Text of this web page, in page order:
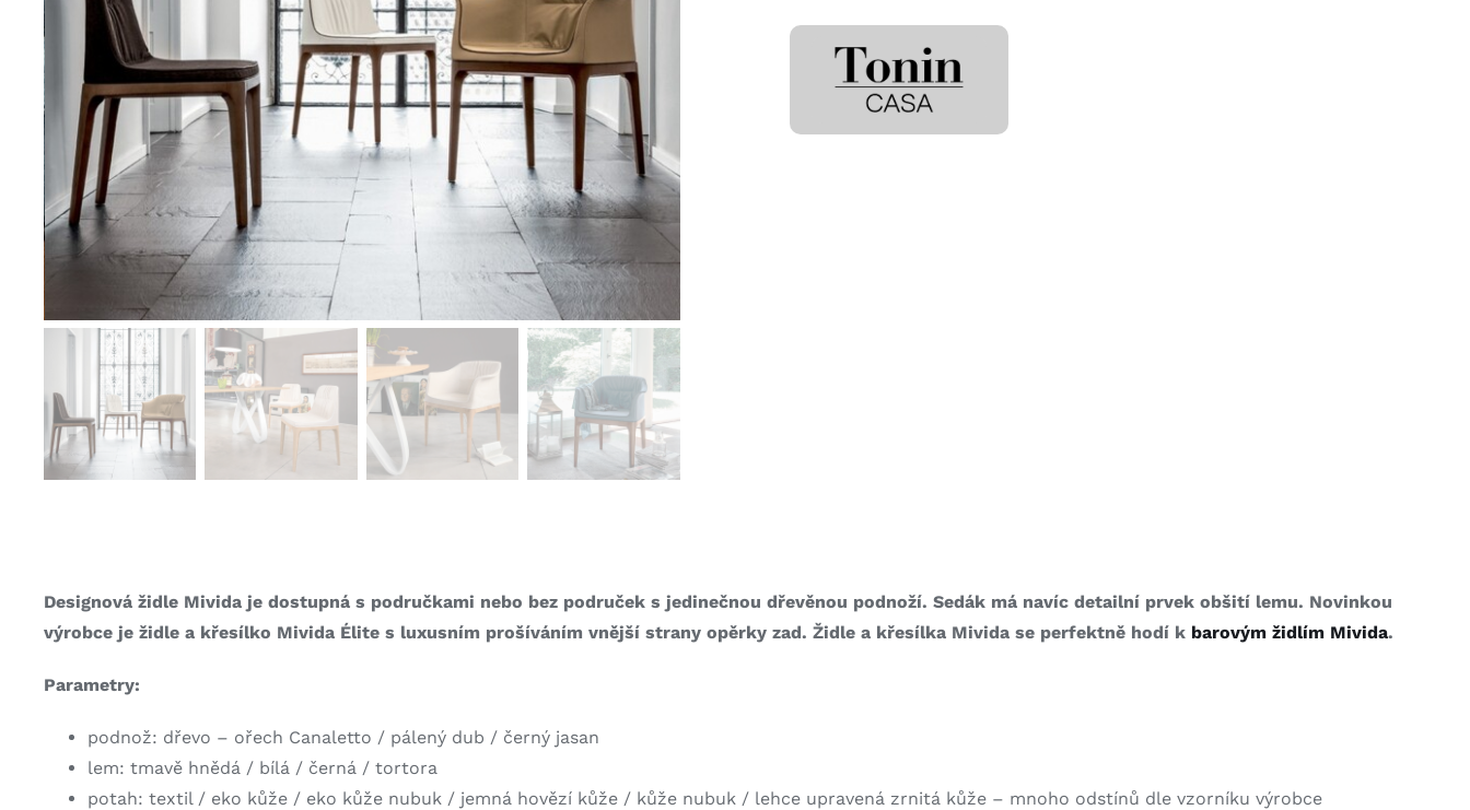
Designová židle Mivida je dostupná s područkami nebo bez područek s jedinečnou dřevěnou podnoží. Sedák má navíc detailní prvek obšití lemu. Novinkou
výrobce je židle a křesílko Mivida Élite s luxusním prošíváním vnější strany opěrky zad. Židle a křesílka Mivida se perfektně hodí k barovým židlím Mivida.
Parametry:
podnož: dřevo – ořech Canaletto / pálený dub / černý jasan
lem: tmavě hnědá / bílá / černá / tortora
potah: textil / eko kůže / eko kůže nubuk / jemná hovězí kůže / kůže nubuk / lehce upravená zrnitá kůže – mnoho odstínů dle vzorníku výrobce